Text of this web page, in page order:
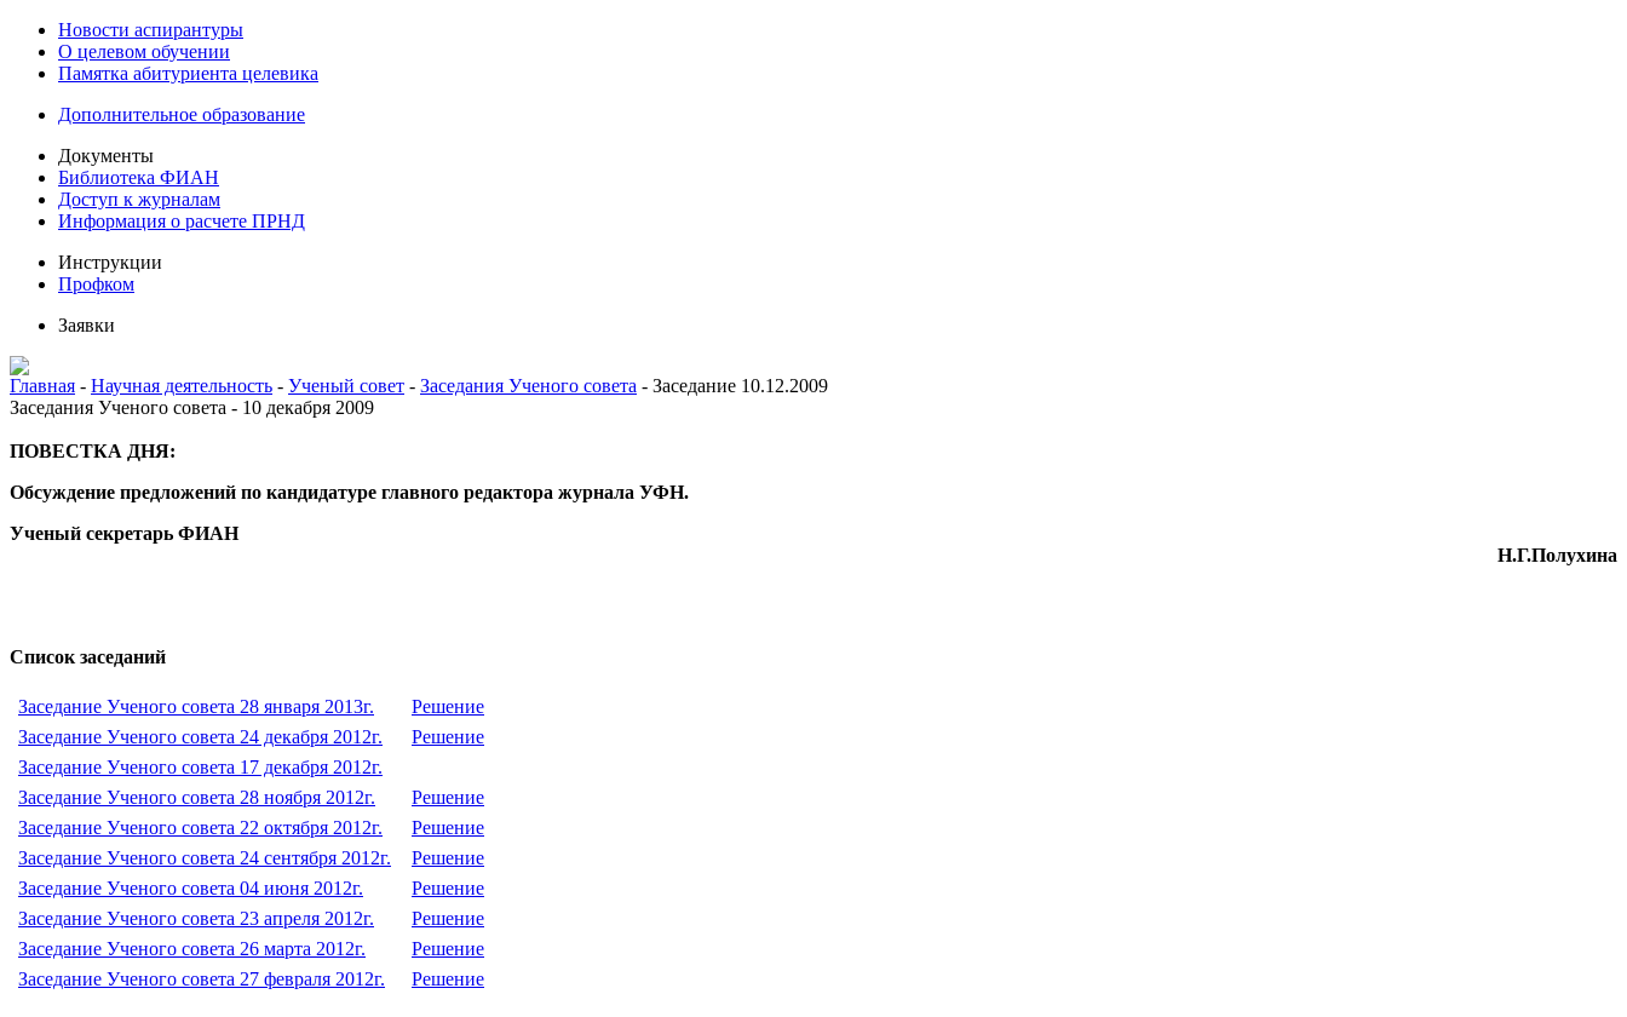
Новости аспирантуры
О целевом обучении
Памятка абитуриента целевика
Дополнительное образование
Документы
Библиотека ФИАН
Доступ к журналам
Информация о расчете ПРНД
Инструкции
Профком
Заявки
Главная - Научная деятельность - Ученый совет - Заседания Ученого совета - Заседание 10.12.2009
Заседания Ученого совета - 10 декабря 2009
ПОВЕСТКА ДНЯ:
Обсуждение предложений по кандидатуре главного редактора журнала УФН.
Ученый секретарь ФИАН
Н.Г.Полухина
Список заседаний
Заседание Ученого совета 28 января 2013г.
Решение
Заседание Ученого совета 24 декабря 2012г.
Решение
Заседание Ученого совета 17 декабря 2012г.
Заседание Ученого совета 28 ноября 2012г.
Решение
Заседание Ученого совета 22 октября 2012г.
Решение
Заседание Ученого совета 24 сентября 2012г.
Решение
Заседание Ученого совета 04 июня 2012г.
Решение
Заседание Ученого совета 23 апреля 2012г.
Решение
Заседание Ученого совета 26 марта 2012г.
Решение
Заседание Ученого совета 27 февраля 2012г.
Решение